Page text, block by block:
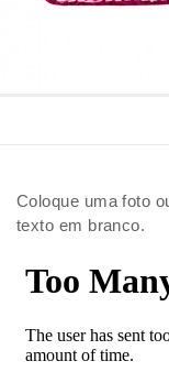
Coloque uma foto
texto em branco.